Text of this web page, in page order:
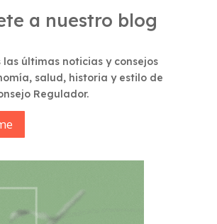
a nuestro blog
las últimas noticias y consejos
salud, historia y estilo de
Regulador.